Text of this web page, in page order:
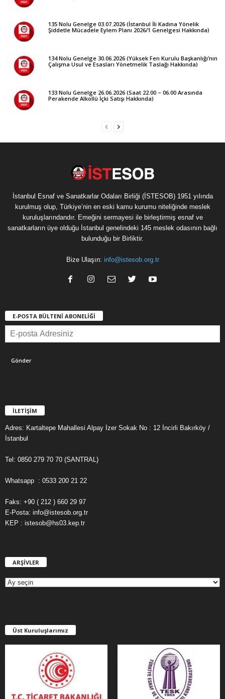
135 Nolu Genelge 03.07.2026 (İstanbul İli Kadına Yönelik
Şiddetle Mücadele Eylem Planı 2026/1 Genelgesi Hakkında)
134 Nolu Genelge 30.06.2026 (Yüksek Fen Kurulu Başkanlığı’nın
Çalışma Usul ve Esasları Yönetmelik Taslağı Hakkında)
133 Nolu Genelge 26.06.2026 (Saat 22.00 – 06.00 Arasında
Perakende Alkollü İçki Satışı Hakkında)
İstanbul Esnaf ve Sanatkarlar Odaları Birliği (İSTESOB) 1951 yılında
kurulmuş olup, Türkiye’nin en eski kamu kurumu niteliğinde meslek
kuruluşlarındandır. Emeğini sermayesi ile birleştirmiş esnaf ve
sanatkarların üye olduğu İstanbul genelindeki 145 meslek odasının bağlı
bulunduğu bir Birliktir.
Bize Ulaşın: info@istesob.org.tr
E-POSTA BÜLTENİ ABONELİĞİ
İLETİŞİM
Adres: Kartaltepe Mahallesi Alpay İzer Sokak No : 12 İncirli Bakırköy /
İstanbul
Tel: 0850 279 70 70 (SANTRAL)
Whatsapp : 0533 200 21 22
Faks: +90 ( 212 ) 660 29 97
E-Posta: info@istesob.org.tr
KEP : istesob@hs03.kep.tr
ARŞİVLER
E
R
Üst Kuruluşlarımız